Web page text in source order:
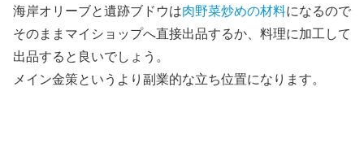
海岸オリーブと遺跡ブドウは肉野菜炒めの材料になるので
そのままマイショップへ直接出品するか、料理に加工して
出品すると良いでしょう。
メイン金策というより副業的な立ち位置になります。